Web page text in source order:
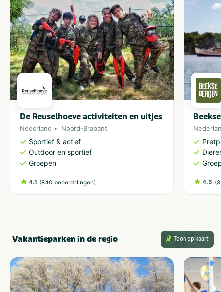
De Reuselhoeve activiteiten en uitjes
Nederland Noord-Brabant
Sportief & actief
Outdoor en sportief
Groepen
4.1 (840 beoordelingen) 4.5 (
Vakantieparken in de regio Toon op kaart